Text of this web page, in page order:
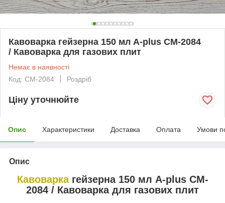
Кавоварка гейзерна 150 мл A-plus CM-2084
/ Кавоварка для газових плит
Немає в наявності
Код: CM-2084
Роздріб
Ціну уточнюйте
Опис Характеристики Доставка Оплата Умови
Опис
Кавоваркагейзерна 150 мл A-plus CM-
2084 / Кавоварка для газових плит